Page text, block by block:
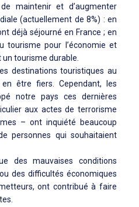
maintenir et d’augmenter
(actuellement de 8%) : en
déjà séjourné en France ; en
tourisme pour l’économie et
un tourisme durable.
destinations touristiques au
être fiers. Cependant, les
notre pays ces dernières
aux actes de terrorisme
– ont inquiété beaucoup
personnes qui souhaitaient
des mauvaises conditions
des difficultés économiques
ont contribué à faire